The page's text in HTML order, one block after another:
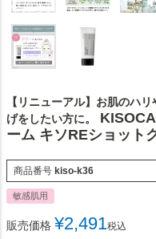
【リニューアル】お肌のハ
げをしたい方に。
ーム キソREショット
商品番号 kiso-k36
敏感肌用
販売価格 ¥2,491税込